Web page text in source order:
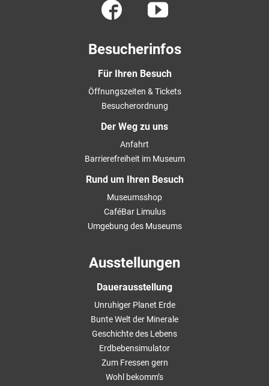
Besucherinfos
Für Ihren Besuch
Öffnungszeiten & Tickets
Besucherordnung
Der Weg zu uns
Anfahrt
Barrierefreiheit im Museum
Rund um Ihren Besuch
Museumsshop
CaféBar Limulus
Umgebung des Museums
Ausstellungen
Dauerausstellung
Unruhiger Planet Erde
Bunte Welt der Minerale
Geschichte des Lebens
Erdbebensimulator
Zum Fressen gern
Wohl bekomm’s